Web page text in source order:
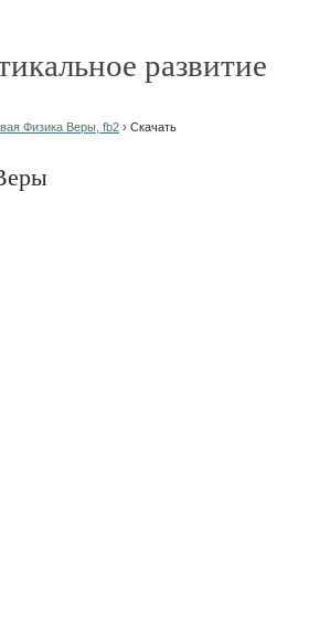
развитие
Физика Веры, fb2 › Скачать